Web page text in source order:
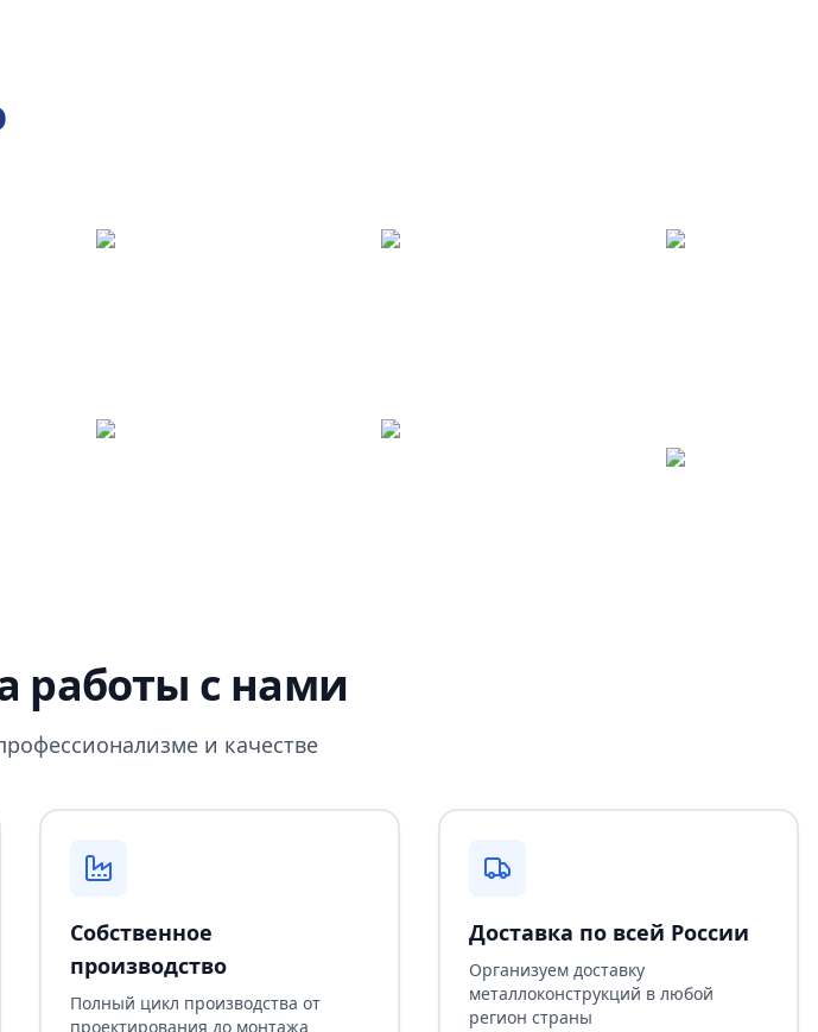
работы с нами
и качестве
Собственное
производство
Полный цикл производства от
проектирования до монтажа
Доставка по всей России
Организуем доставку
металлоконструкций в любой
регион страны